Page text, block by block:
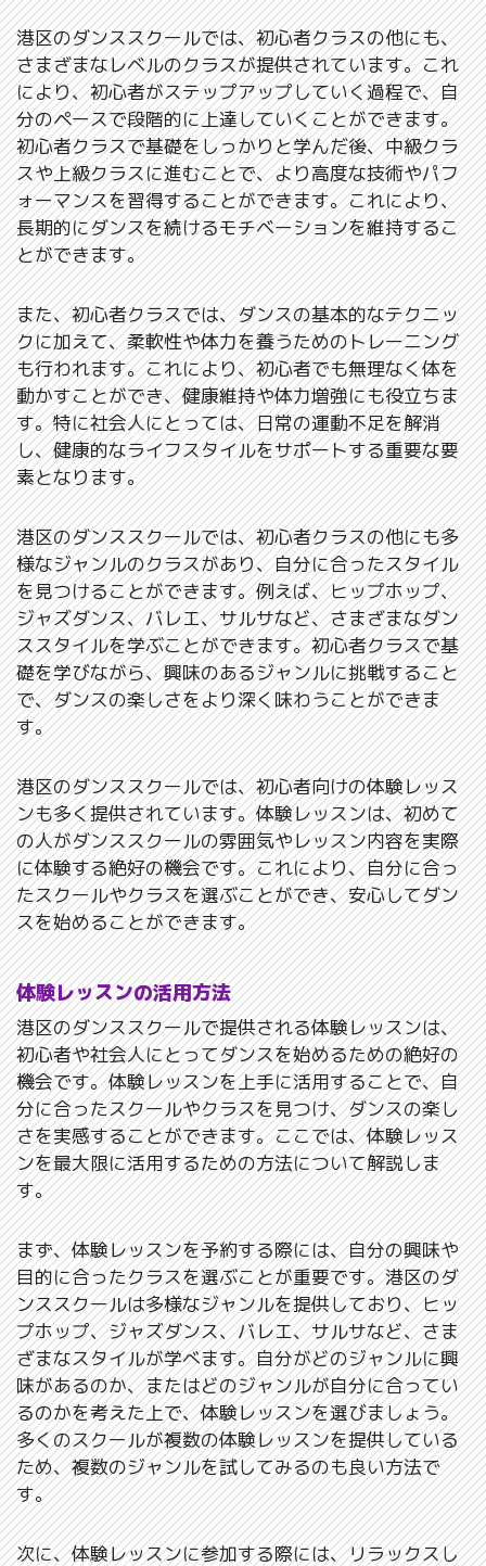
港区のダンススクールでは、初心者クラスの他にも、
さまざまなレベルのクラスが提供されています。これ
により、初心者がステップアップしていく過程で、自
分のペースで段階的に上達していくことができます。
初心者クラスで基礎をしっかりと学んだ後、中級クラ
スや上級クラスに進むことで、より高度な技術やパフ
ォーマンスを習得することができます。これにより、
長期的にダンスを続けるモチベーションを維持するこ
とができます。
また、初心者クラスでは、ダンスの基本的なテクニッ
クに加えて、柔軟性や体力を養うためのトレーニング
も行われます。これにより、初心者でも無理なく体を
動かすことができ、健康維持や体力増強にも役立ちま
す。特に社会人にとっては、日常の運動不足を解消
し、健康的なライフスタイルをサポートする重要な要
素となります。
港区のダンススクールでは、初心者クラスの他にも多
様なジャンルのクラスがあり、自分に合ったスタイル
を見つけることができます。例えば、ヒップホップ、
ジャズダンス、バレエ、サルサなど、さまざまなダン
ススタイルを学ぶことができます。初心者クラスで基
礎を学びながら、興味のあるジャンルに挑戦すること
で、ダンスの楽しさをより深く味わうことができま
す。
港区のダンススクールでは、初心者向けの体験レッス
ンも多く提供されています。体験レッスンは、初めて
の人がダンススクールの雰囲気やレッスン内容を実際
に体験する絶好の機会です。これにより、自分に合っ
たスクールやクラスを選ぶことができ、安心してダン
スを始めることができます。
体験レッスンの活用方法
港区のダンススクールで提供される体験レッスンは、
初心者や社会人にとってダンスを始めるための絶好の
機会です。体験レッスンを上手に活用することで、自
分に合ったスクールやクラスを見つけ、ダンスの楽し
さを実感することができます。ここでは、体験レッス
ンを最大限に活用するための方法について解説しま
す。
まず、体験レッスンを予約する際には、自分の興味や
目的に合ったクラスを選ぶことが重要です。港区のダ
ンススクールは多様なジャンルを提供しており、ヒッ
プホップ、ジャズダンス、バレエ、サルサなど、さま
ざまなスタイルが学べます。自分がどのジャンルに興
味があるのか、またはどのジャンルが自分に合ってい
るのかを考えた上で、体験レッスンを選びましょう。
多くのスクールが複数の体験レッスンを提供している
ため、複数のジャンルを試してみるのも良い方法で
す。
次に、体験レッスンに参加する際には、リラックスし